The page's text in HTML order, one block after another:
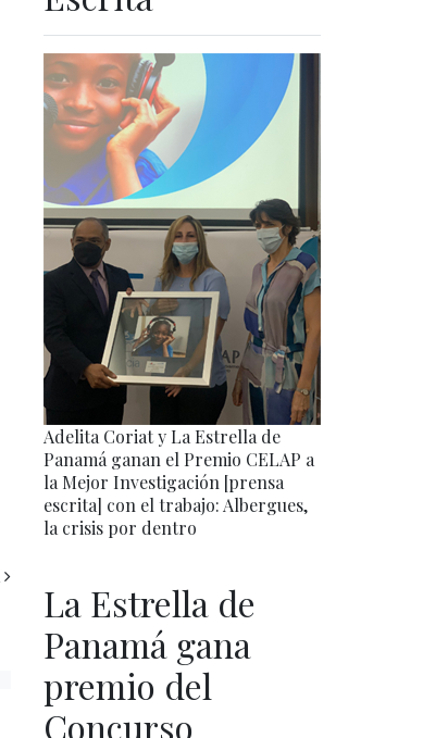
Adelita Coriat y La Estrella de
Panamá ganan el Premio CELAP a
la Mejor Investigación [prensa
escrita] con el trabajo: Albergues,
la crisis por dentro
La Estrella de
Panamá gana
premio del
Concurso